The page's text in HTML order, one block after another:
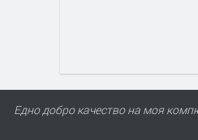
Еднo добро качество на моя